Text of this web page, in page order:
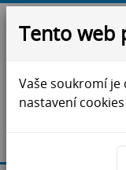
ZS Jihlava -
Tento web
Vaše soukromí je
nastavení